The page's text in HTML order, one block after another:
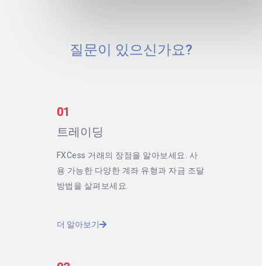
질문이 있으신가요?
01
트레이딩
FXCess 거래의 장점을 알아보세요. 사
용 가능한 다양한 계좌 유형과 자금 조달
방법을 살펴보세요.
더 알아보기